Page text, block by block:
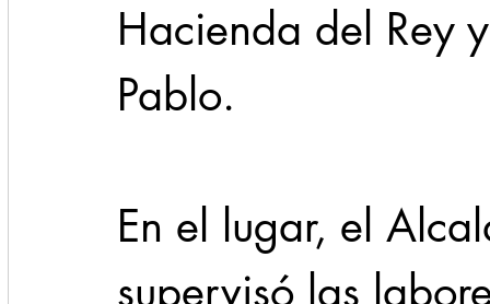
Hacienda del Rey
Pablo.
En el lugar, el
supervisó las